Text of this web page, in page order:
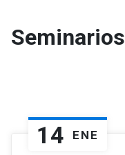
Seminarios
14 ENE